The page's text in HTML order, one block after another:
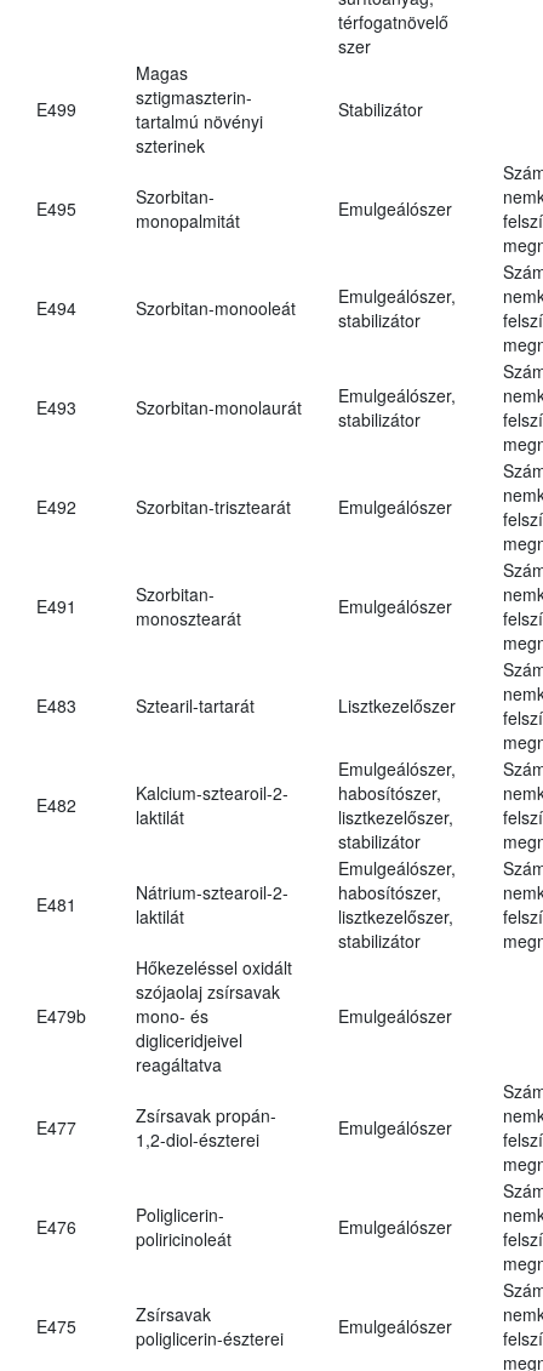
térfogatnövelő
szer
E499
Magas
sztigmaszterin-
tartalmú növényi
szterinek
Stabilizátor
E495
Szorbitan-
monopalmitát
Emulgeálószer
E494 Szorbitan-monooleát
Emulgeálószer,
stabilizátor
E493 Szorbitan-monolaurát
Emulgeálószer,
stabilizátor
E492 Szorbitan-trisztearát Emulgeálószer
E491
Szorbitan-
monosztearát
Emulgeálószer
E483 Sztearil-tartarát Lisztkezelőszer
E482
Kalcium-sztearoil-2-
laktilát
Emulgeálószer,
habosítószer,
lisztkezelőszer,
stabilizátor
E481
Nátrium-sztearoil-2-
laktilát
Emulgeálószer,
habosítószer,
lisztkezelőszer,
stabilizátor
E479b
Hőkezeléssel oxidált
szójaolaj zsírsavak
mono- és
digliceridjeivel
reagáltatva
Emulgeálószer
E477
Zsírsavak propán-
1,2-diol-észterei
Emulgeálószer
E476
Poliglicerin-
poliricinoleát
Emulgeálószer
E475
Zsírsavak
poliglicerin-észterei
Emulgeálószer